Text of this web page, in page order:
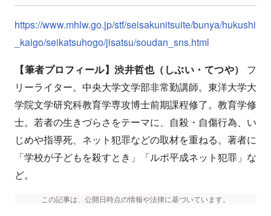
https://www.mhlw.go.jp/stf/seisakunitsuite/bunya/hukushi
_kaigo/seikatsuhogo/jisatsu/soudan_sns.html
【筆者プロフィール】渋井哲也（しぶい・てつや）
フ
リーライター。中央大学文学部非常勤講師。東洋大学大
学院文学研究科教育学専攻博士前期課程修了。教育学修
士。若者の生きづらさをテーマに、自殺・自傷行為、い
じめや指導死、ネット犯罪などの取材を重ねる。著者に
「学校が子どもを殺すとき」「ルポ平成ネット犯罪」な
ど。
この記事は、公開日時点の情報や法律に基づいています。